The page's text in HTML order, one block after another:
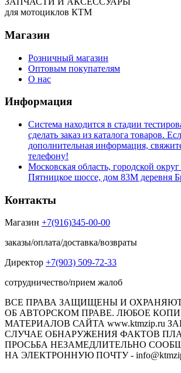
для мотоциклов КТМ
Магазин
Розничный магазин
Оптовым покупателям
О нас
Информация
Система находится в стадии
сделать заказ из каталога товаров.
дополнительная информация,
телефону!
Московская область, городской
Пятницкое шоссе, дом 83М деревня
Контакты
Магазин +7(916)345-00-00
заказы/оплата/доставка/возвраты
Директор +7(903) 509-72-33
сотрудничество/прием жалоб
ВСЕ ПРАВА ЗАЩИЩЕНЫ И
ОБ АВТОРСКОМ ПРАВЕ. ЛЮБОЕ
МАТЕРИАЛОВ САЙТА www.ktmzip.ru
СЛУЧАЕ ОБНАРУЖЕНИЯ ФАКТОВ
ПРОСЬБА НЕЗАМЕДЛИТЕЛЬНО
НА ЭЛЕКТРОННУЮ ПОЧТУ -